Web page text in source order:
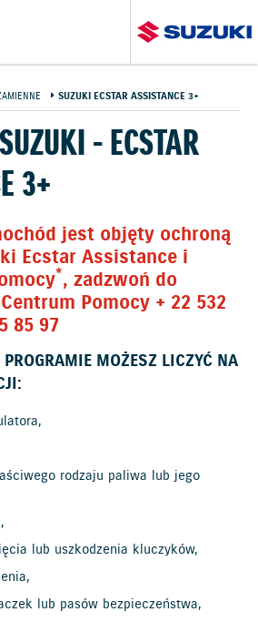
SUZUKI ECSTAR ASSISTANCE 3+
- ECSTAR
3+
jest objęty ochroną
Ecstar Assistance i
*,zadzwoń do
Pomocy + 22 532
85 97
MOŻESZ LICZYĆ NA
rodzaju paliwa lub jego
lub uszkodzenia kluczyków,
lub pasów bezpieczeństwa,